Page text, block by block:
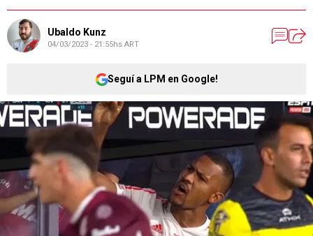
Ubaldo Kunz
04/03/2023 - 21:55hs ART
Seguí a LPM en Google!